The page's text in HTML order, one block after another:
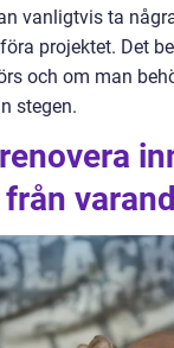
vanligtvis ta
projektet. Det
och om man
stegen.